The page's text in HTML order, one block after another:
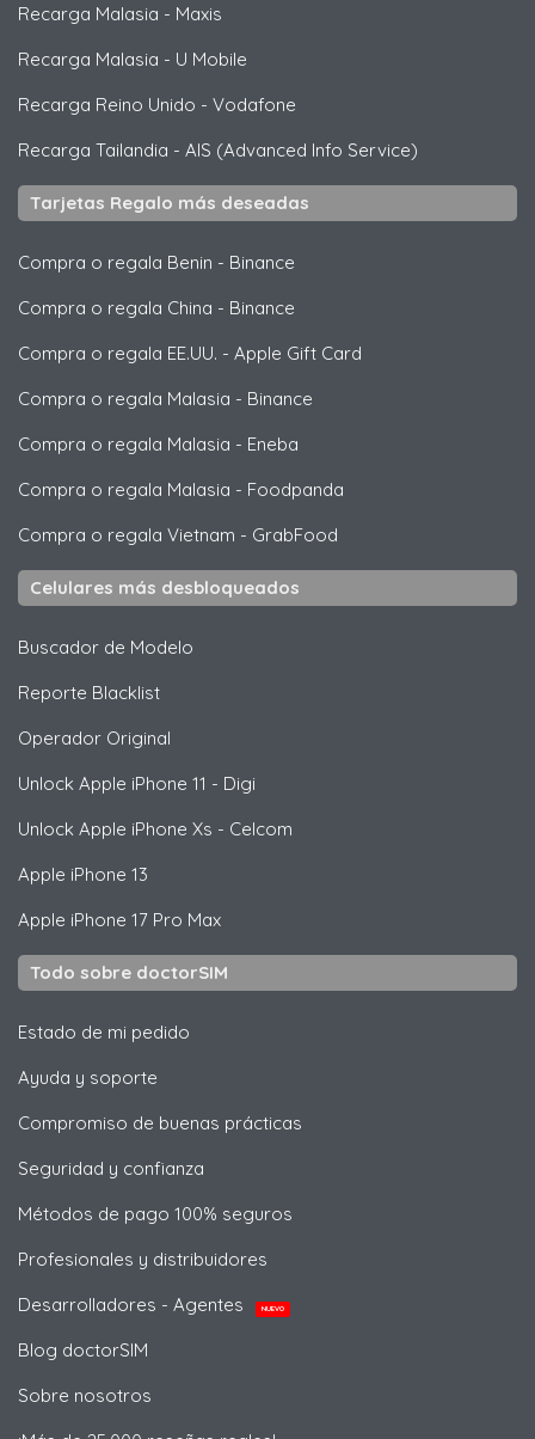
Recarga Malasia - Maxis
Recarga Malasia - U Mobile
Recarga Reino Unido - Vodafone
Recarga Tailandia - AIS (Advanced Info Service)
Tarjetas Regalo más deseadas
Compra o regala Benin - Binance
Compra o regala China - Binance
Compra o regala EE.UU. - Apple Gift Card
Compra o regala Malasia - Binance
Compra o regala Malasia - Eneba
Compra o regala Malasia - Foodpanda
Compra o regala Vietnam - GrabFood
Celulares más desbloqueados
Buscador de Modelo
Reporte Blacklist
Operador Original
Unlock Apple iPhone 11 - Digi
Unlock Apple iPhone Xs - Celcom
Apple iPhone 13
Apple iPhone 17 Pro Max
Todo sobre doctorSIM
Estado de mi pedido
Ayuda y soporte
Compromiso de buenas prácticas
Seguridad y confianza
Métodos de pago 100% seguros
Profesionales y distribuidores
Desarrolladores - Agentes
NUEVO
Blog doctorSIM
Sobre nosotros